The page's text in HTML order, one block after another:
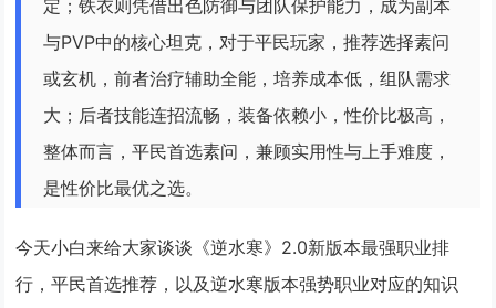
定；铁衣则凭借出色防御与团队保护能力，成为副本
与PVP中的核心坦克，对于平民玩家，推荐选择素问
或玄机，前者治疗辅助全能，培养成本低，组队需求
大；后者技能连招流畅，装备依赖小，性价比极高，
整体而言，平民首选素问，兼顾实用性与上手难度，
是性价比最优之选。
今天小白来给大家谈谈《逆水寒》2.0新版本最强职业排
行，平民首选推荐，以及逆水寒版本强势职业对应的知识